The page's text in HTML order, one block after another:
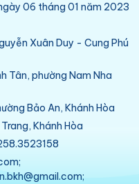
06 tháng 01 năm 2023
Xuân Duy - Cung Phú
Tân, phường Nam Nha
Bảo An, Khánh Hòa
Khánh Hòa